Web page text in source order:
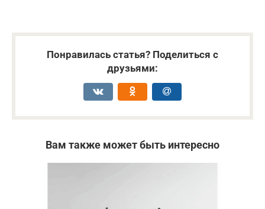
Понравилась статья? Поделиться с
друзьями:
Вам также может быть интересно